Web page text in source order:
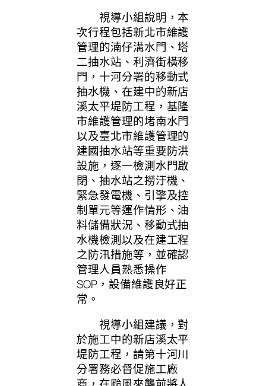
視導小組說明，本
次行程包括新北市維護
管理的湳仔溝水門、塔
二抽水站、利濟街橫移
門，十河分署的移動式
抽水機、在建中的新店
溪太平堤防工程，基隆
市維護管理的堵南水門
以及臺北市維護管理的
建國抽水站等重要防洪
設施，逐一檢測水門啟
閉、抽水站之撈汙機、
緊急發電機、引擎及控
制單元等運作情形、油
料儲備狀況、移動式抽
水機檢測以及在建工程
之防汛措施等，並確認
管理人員熟悉操作
SOP，設備維護良好正
常。
視導小組建議，對
於施工中的新店溪太平
堤防工程，請第十河川
分署務必督促施工廠